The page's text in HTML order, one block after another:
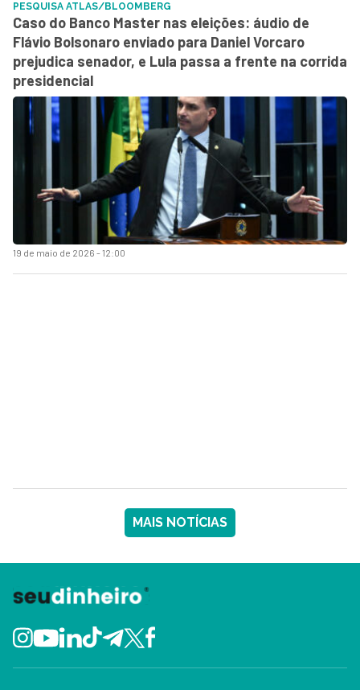
19 de maio de 2026 - 12:00
PESQUISA ATLAS/BLOOMBERG
Caso do Banco Master nas eleições: áudio de
Flávio Bolsonaro enviado para Daniel Vorcaro
prejudica senador, e Lula passa a frente na corrida
presidencial
MAIS NOTÍCIAS